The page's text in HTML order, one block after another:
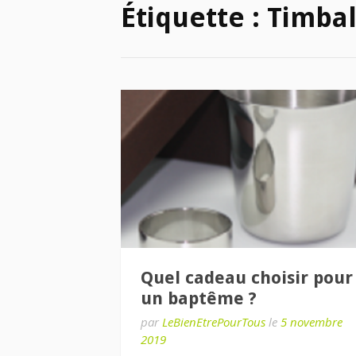
Étiquette :
Quel cadeau choisir pour
un baptême ?
par LeBienEtrePourTous le 5 novembre
2019